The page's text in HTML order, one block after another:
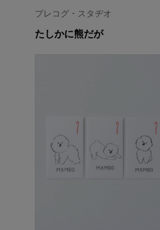
プレコグ・スタヂオ
たしかに熊だが